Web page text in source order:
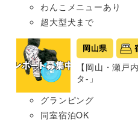
わんこメニューあり
超大型犬まで
岡山県
【岡山・瀬戸
タ-」
グランピング
同室宿泊OK